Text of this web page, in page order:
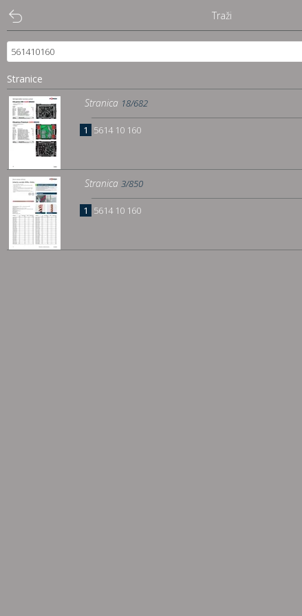
Puna slika
Traži
Sadržaj
Pregled
Istakni poveznice
Preuzmi
Dočitnica
Traži
Stranice
Stranica 18/682
1 5614 10 160
Stranica 3/850
1 5614 10 160